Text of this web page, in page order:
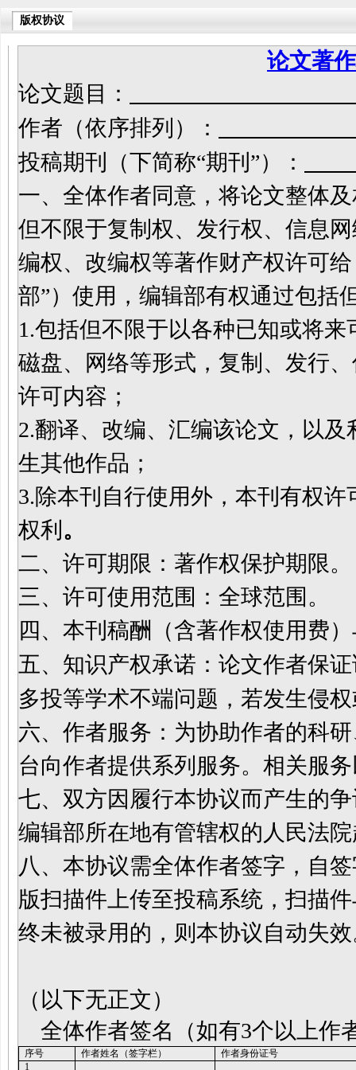
版权协议
论文著
论文题目：
作者（依序排列）：
投稿期刊（下简称“期刊”）：
一、全体作者同意，将论文整体
但不限于复制权、发行权、信息
编权、改编权等著作财产权许可
部”）使用，编辑部有权通过包括
1.包括但不限于以各种已知或将
磁盘、网络等形式，复制、发行
许可内容；
2.翻译、改编、汇编该论文，以
生其他作品；
3.除本刊自行使用外，本刊有权
权利 。
二、许可期限：著作权保护期限。
三、许可使用范围：全球范围。
四、本刊稿酬（含著作权使用费
五、知识产权承诺：论文作者保
多投等学术不端问题，若发生侵
六、作者服务：为协助作者的科
台向作者提供系列服务。相关服
七、双方因履行本协议而产生的
编辑部所在地有管辖权的人民法
八、本协议需全体作者签字，自
版扫描件上传至投稿系统，扫描
终未被录用的，则本协议自动失
（以下无正文）
全体作者签名（如有3个以上作
序号 作者姓名（签字栏）
作者身份证号
1